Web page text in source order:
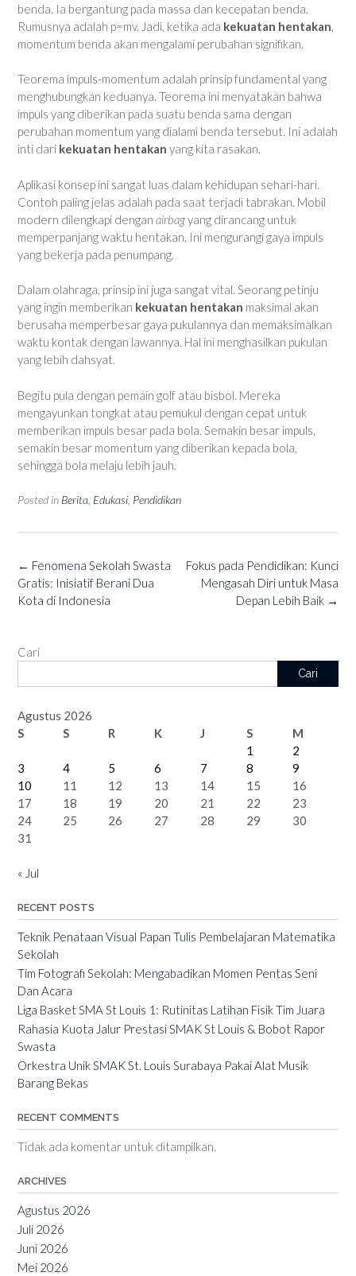
benda. Ia bergantung pada massa dan kecepatan benda.
Rumusnya adalah p=mv. Jadi, ketika ada kekuatan hentakan,
momentum benda akan mengalami perubahan signifikan.
Teorema impuls-momentum adalah prinsip fundamental yang
menghubungkan keduanya. Teorema ini menyatakan bahwa
impuls yang diberikan pada suatu benda sama dengan
perubahan momentum yang dialami benda tersebut. Ini adalah
inti dari kekuatan hentakan yang kita rasakan.
Aplikasi konsep ini sangat luas dalam kehidupan sehari-hari.
Contoh paling jelas adalah pada saat terjadi tabrakan. Mobil
modern dilengkapi dengan airbagyang dirancang untuk
memperpanjang waktu hentakan. Ini mengurangi gaya impuls
yang bekerja pada penumpang.
Dalam olahraga, prinsip ini juga sangat vital. Seorang petinju
yang ingin memberikan kekuatan hentakan maksimal akan
berusaha memperbesar gaya pukulannya dan memaksimalkan
waktu kontak dengan lawannya. Hal ini menghasilkan pukulan
yang lebih dahsyat.
Begitu pula dengan pemain golf atau bisbol. Mereka
mengayunkan tongkat atau pemukul dengan cepat untuk
memberikan impuls besar pada bola. Semakin besar impuls,
semakin besar momentum yang diberikan kepada bola,
sehingga bola melaju lebih jauh.
Posted in Berita Edukasi Pendidikan
Post
navigation
Fokus pada Pendidikan: Kunci
Mengasah Diri untuk Masa
Depan Lebih Baik →
← Fenomena Sekolah Swasta
Gratis: Inisiatif Berani Dua
Kota di Indonesia
Cari
Cari
Agustus 2026
S
S R K J S
M
1
2
3
4 5 6 7 8
9
10
11 12 13 14 15
16
17
18 19 20 21 22
23
24
25 26 27 28 29
30
31
« Jul
RECENT POSTS
Teknik Penataan Visual Papan Tulis Pembelajaran Matematika
Sekolah
Tim Fotografi Sekolah: Mengabadikan Momen Pentas Seni
Dan Acara
Liga Basket SMA St Louis 1: Rutinitas Latihan Fisik Tim Juara
Rahasia Kuota Jalur Prestasi SMAK St Louis & Bobot Rapor
Swasta
Orkestra Unik SMAK St. Louis Surabaya Pakai Alat Musik
Barang Bekas
RECENT COMMENTS
Tidak ada komentar untuk ditampilkan.
ARCHIVES
Agustus 2026
Juli 2026
Juni 2026
Mei 2026